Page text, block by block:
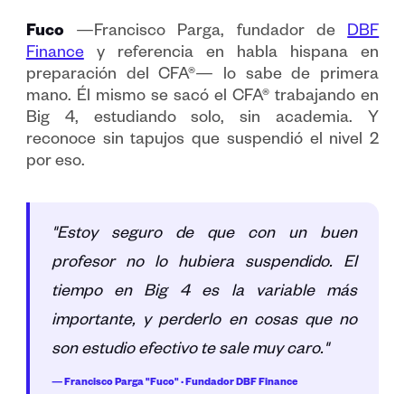
Fuco—Francisco Parga, fundador deDBF
Financey referencia en habla hispana en
preparación del CFA®— lo sabe de primera
mano. Él mismo se sacó el CFA® trabajando en
Big 4, estudiando solo, sin academia. Y
reconoce sin tapujos que suspendió el nivel 2
por eso.
"Estoy seguro de que con un buen
profesor no lo hubiera suspendido. El
tiempo en Big 4 es la variable más
importante, y perderlo en cosas que no
son estudio efectivo te sale muy caro."
— Francisco Parga "Fuco" · Fundador DBF Finance